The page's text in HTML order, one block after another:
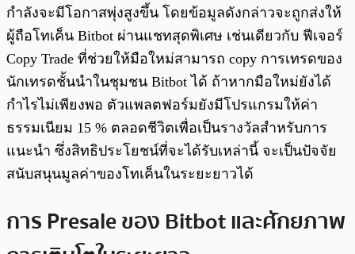
กำลังจะมีโอกาสพุ่งสูงขึ้น โดยข้อมูลดังกล่าวจะถูกส่งให้
ผู้ถือโทเค็น Bitbot ผ่านแชทสุดพิเศษ เช่นเดียวกับ ฟีเจอร์
Copy Trade ที่ช่วยให้มือใหม่สามารถ copy การเทรดของ
นักเทรดชั้นนำในชุมชน Bitbot ได้ ถ้าหากมือใหม่ยังได้
กำไรไม่เพียงพอ ตัวแพลตฟอร์มยังมีโปรแกรมให้ค่า
ธรรมเนียม 15 % ตลอดชีวิตเพื่อเป็นรางวัลสำหรับการ
แนะนำ ซึ่งสิทธิประโยชน์ที่จะได้รับเหล่านี้ จะเป็นปัจจัย
สนับสนุนมูลค่าของโทเค็นในระยะยาวได้
การ Presale ของ Bitbot และศักยภาพ